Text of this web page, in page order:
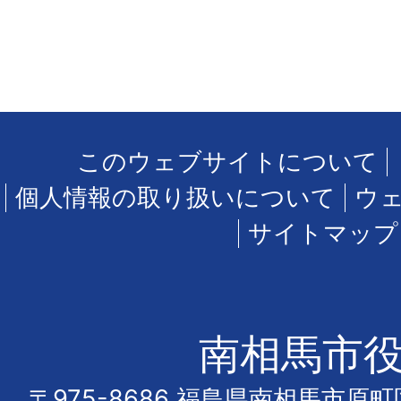
このウェブサイトについて
個人情報の取り扱いについて
ウ
サイトマップ
南相馬市